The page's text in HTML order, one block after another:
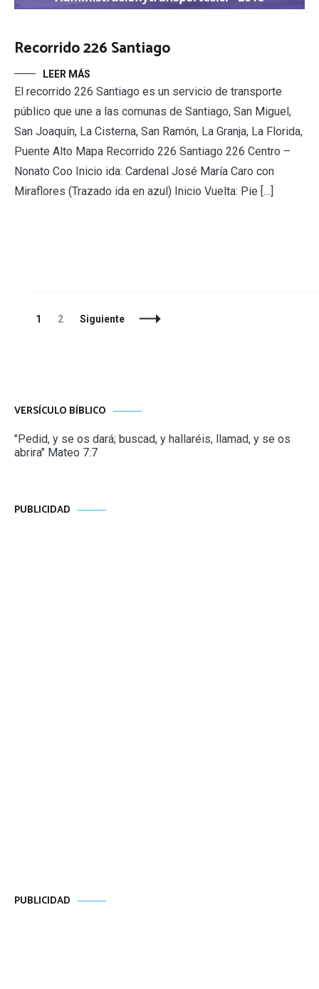
Recorrido 226 Santiago
LEER MÁS
El recorrido 226 Santiago es un servicio de transporte
público que une a las comunas de Santiago, San Miguel,
San Joaquín, La Cisterna, San Ramón, La Granja, La Florida,
Puente Alto Mapa Recorrido 226 Santiago 226 Centro –
Nonato Coo Inicio ida: Cardenal José María Caro con
Miraflores (Trazado ida en azul) Inicio Vuelta: Pie […]
Navegación
Página
1 Página
2 Siguiente
VERSÍCULO BÍBLICO
"Pedid, y se os dará; buscad, y hallaréis, llamad, y se os
abrira" Mateo 7:7
PUBLICIDAD
PUBLICIDAD